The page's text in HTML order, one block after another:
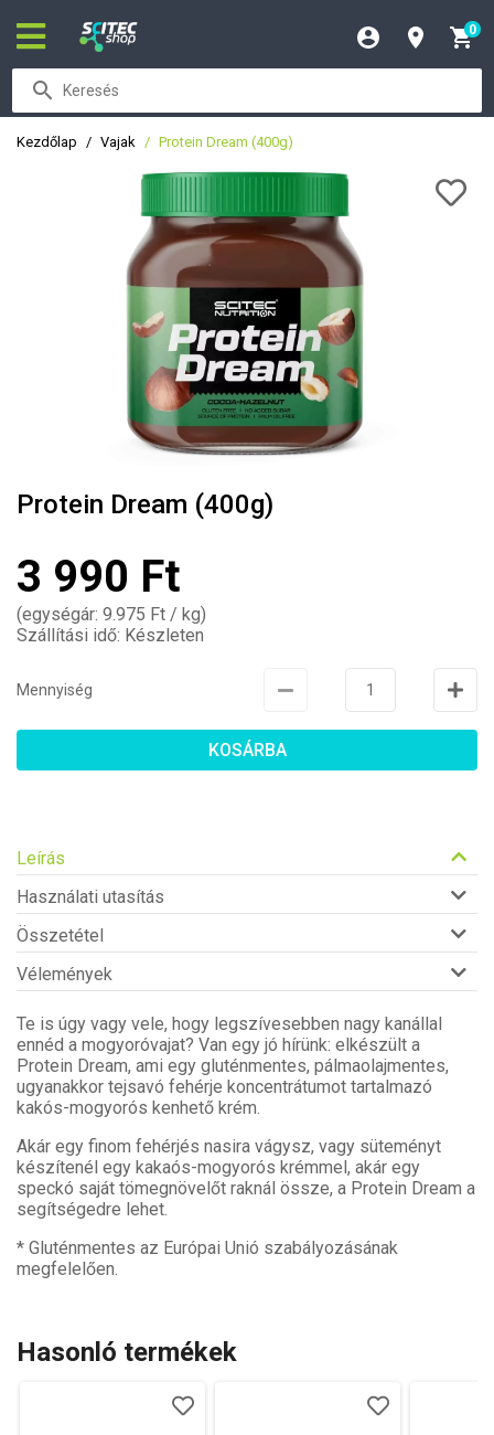
0
Kezdőlap Vajak Protein Dream (400g)
Protein Dream (400g)
3 990 Ft
(egységár: 9.975 Ft / kg)
Szállítási idő: Készleten
Mennyiség
KOSÁRBA
Leírás
Használati utasítás
Összetétel
Vélemények
Te is úgy vagy vele, hogy legszívesebben nagy kanállal
ennéd a mogyoróvajat? Van egy jó hírünk: elkészült a
Protein Dream, ami egy gluténmentes, pálmaolajmentes,
ugyanakkor tejsavó fehérje koncentrátumot tartalmazó
kakós-mogyorós kenhető krém.
Akár egy finom fehérjés nasira vágysz, vagy süteményt
készítenél egy kakaós-mogyorós krémmel, akár egy
speckó saját tömegnövelőt raknál össze, a Protein Dream a
segítségedre lehet.
* Gluténmentes az Európai Unió szabályozásának
megfelelően.
Hasonló termékek